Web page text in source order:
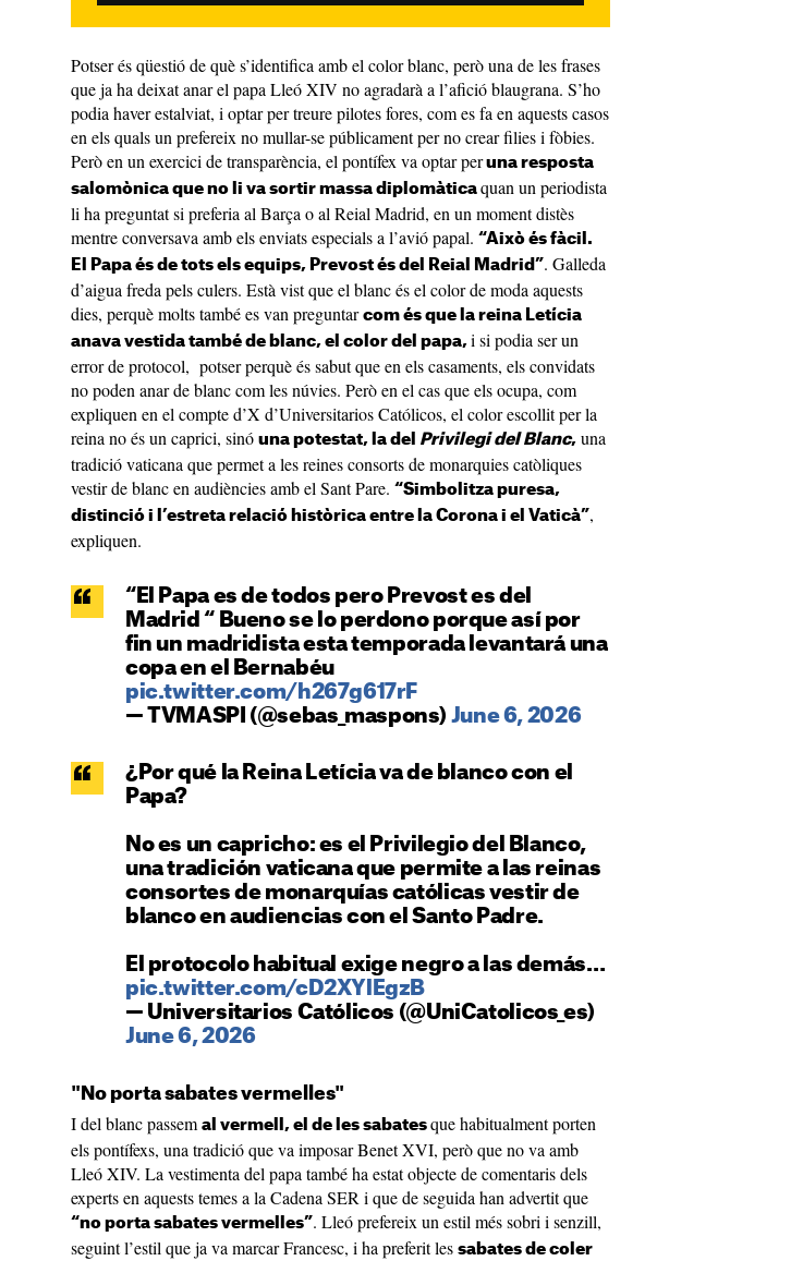
Potser és qüestió de què s’identifica amb el color blanc, però una de les frases
que ja ha deixat anar el papa Lleó XIV no agradarà a l’afició blaugrana. S’ho
podia haver estalviat, i optar per treure pilotes fores, com es fa en aquests casos
en els quals un prefereix no mullar-se públicament per no crear filies i fòbies.
Però en un exercici de transparència, el pontífex va optar peruna resposta
salomònica que no li va sortir massa diplomàtica quan un periodista
li ha preguntat si preferia al Barça o al Reial Madrid, en un moment distès
mentre conversava amb els enviats especials a l’avió papal. “Això és fàcil.
El Papa és de tots els equips, Prevost és del Reial Madrid”. Galleda
d’aigua freda pels culers. Està vist que el blanc és el color de moda aquests
dies, perquè molts també es van preguntar com és que la reina Letícia
anava vestida també de blanc, el color del papa, i si podia ser un
error de protocol, potser perquè és sabut que en els casaments, els convidats
no poden anar de blanc com les núvies. Però en el cas que els ocupa, com
expliquen en el compte d’X d’Universitarios Católicos, el color escollit per la
reina no és un caprici, sinó una potestat, la del Privilegi del Blanc, una
tradició vaticana que permet a les reines consorts de monarquies catòliques
vestir de blanc en audiències amb el Sant Pare. “Simbolitza puresa,
distinció i l’estreta relació històrica entre la Corona i el Vaticà”,
expliquen.
“El Papa es de todos pero Prevost es del
Madrid “ Bueno se lo perdono porque así por
fin un madridista esta temporada levantará una
copa en el Bernabéu
pic.twitter.com/h267g617rF
— TVMASPI (@sebas_maspons) June 6, 2026
¿Por qué la Reina Letícia va de blanco con el
Papa?
No es un capricho: es el Privilegio del Blanco,
una tradición vaticana que permite a las reinas
consortes de monarquías católicas vestir de
blanco en audiencias con el Santo Padre.
El protocolo habitual exige negro a las demás…
pic.twitter.com/cD2XYlEgzB
— Universitarios Católicos (@UniCatolicos_es)
June 6, 2026
"No porta sabates vermelles"
I del blanc passem al vermell, el de les sabates que habitualment porten
els pontífexs, una tradició que va imposar Benet XVI, però que no va amb
Lleó XIV. La vestimenta del papa també ha estat objecte de comentaris dels
experts en aquests temes a la Cadena SER i que de seguida han advertit que
“no porta sabates vermelles”. Lleó prefereix un estil més sobri i senzill,
seguint l’estil que ja va marcar Francesc, i ha preferit les sabates de coler